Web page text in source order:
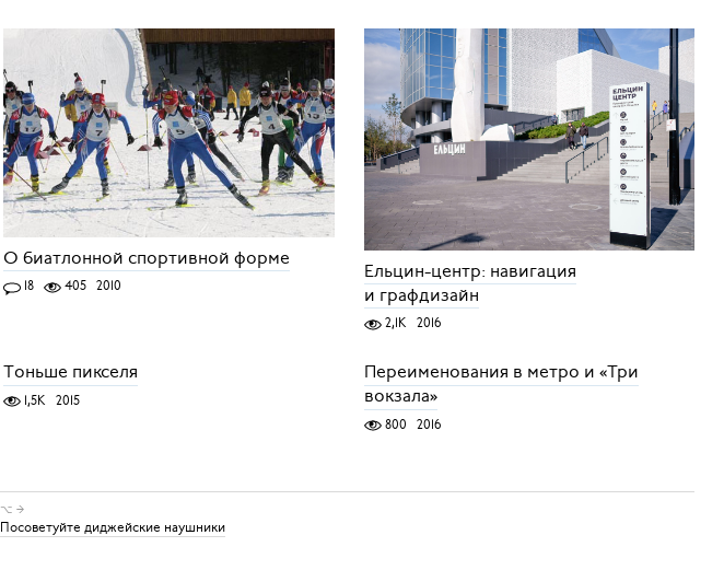
О биатлонной спортивной форме
18 405 2010
Ельцин-центр: навигация
и графдизайн
2,1K 2016
Тоньше пикселя
1,5K 2015
Переименования в метро и «Три
вокзала»
800 2016
⌥ →
Посоветуйте диджейские наушники